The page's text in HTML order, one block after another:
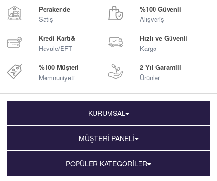
Perakende
Satış
%100 Güvenli
Alışveriş
Kredi Kartı&
Havale/EFT
Hızlı ve Güvenli
Kargo
%100 Müşteri
Memnuniyeti
2 Yıl Garantili
Ürünler
KURUMSAL
MÜŞTERİ PANELİ
POPÜLER KATEGORİLER